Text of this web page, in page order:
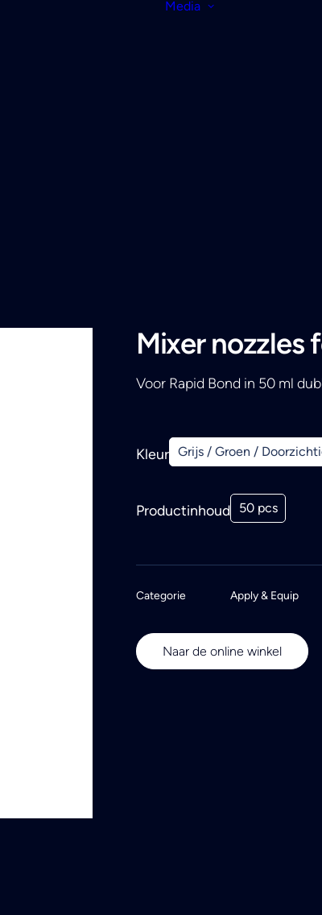
Media
Mixer nozzles
Voor Rapid Bond in 50 ml
Kleur Grijs / Groen /
Productinhoud 50 pcs
Categorie Apply & Equip
Naar de online winkel